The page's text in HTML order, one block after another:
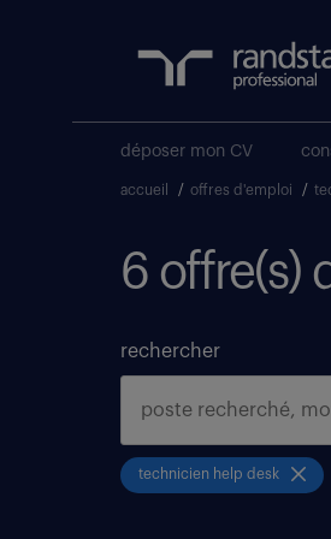
déposer mon CV
accueil / offres d'emploi /
6 offre(s)
rechercher
technicien help desk